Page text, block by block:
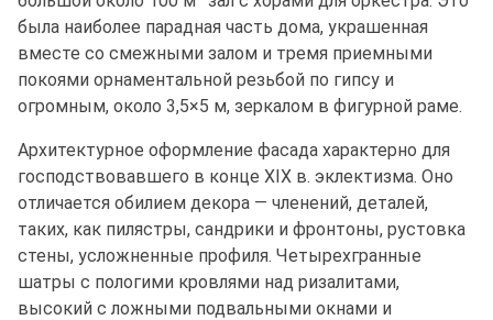
была наиболее парадная часть дома, украшенная
вместе со смежными залом и тремя приемными
покоями орнаментальной резьбой по гипсу и
огромным, около 3,5×5 м, зеркалом в фигурной раме.
Архитектурное оформление фасада характерно для
господствовавшего в конце XIX в. эклектизма. Оно
отличается обилием декора — членений, деталей,
таких, как пилястры, сандрики и фронтоны, рустовка
стены, усложненные профиля. Четырехгранные
шатры с пологими кровлями над ризалитами,
высокий с ложными подвальными окнами и